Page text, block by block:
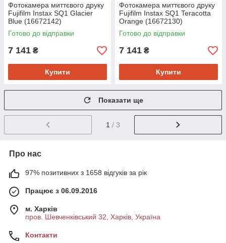
Фотокамера миттєвого друку
Fujifilm Instax SQ1 Glacier
Blue (16672142)
Готово до відправки
7 141 ₴
Купити
Фотокамера миттєвого друку
Fujifilm Instax SQ1 Teracotta
Orange (16672130)
Готово до відправки
7 141 ₴
Купити
Показати ще
1 / 3
Про нас
97% позитивних з 1658 відгуків за рік
Працює з 06.09.2016
м. Харків
пров. Шевченківський 32, Харків, Україна
Контакти